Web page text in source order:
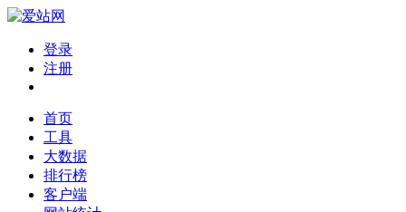
登录
注册
首页
工具
大数据
排行榜
客户端